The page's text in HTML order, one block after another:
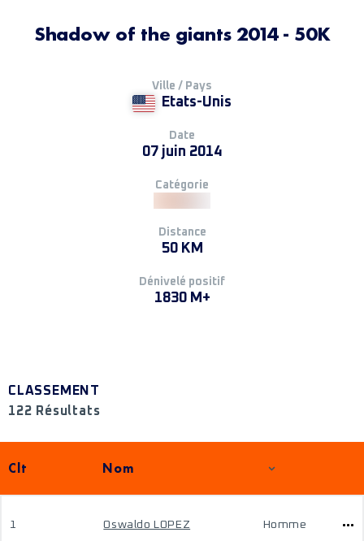
Shadow of the giants 2014 - 50K
Ville / Pays
Etats-Unis
Date
07 juin 2014
Catégorie
Distance
50 KM
Dénivelé positif
1830 M+
CLASSEMENT
122 Résultats
Clt Nom
1 Oswaldo LOPEZ Homme